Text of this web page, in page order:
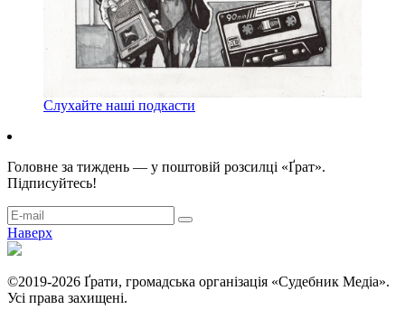
Слухайте наші подкасти
Головне за тиждень — у поштовій розсилці «Ґрат».
Підписуйтесь!
Наверх
©2019-2026 Ґрати, громадська організація «Судебник Медіа».
Усі права захищені.